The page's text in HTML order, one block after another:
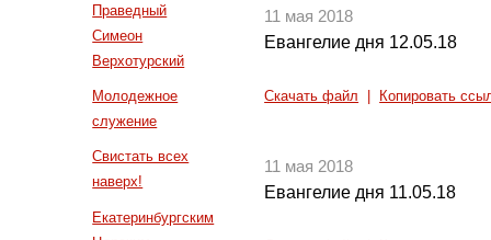
Праведный
Симеон
Верхотурский
Молодежное
служение
Свистать всех
наверх!
Екатеринбургским
11 мая 2018
Евангелие дня 12.05.18
Скачать файл Копировать
11 мая 2018
Евангелие дня 11.05.18